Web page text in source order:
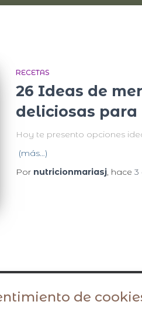
RECETAS
26 Ideas de
deliciosas
Hoy te presento opciones
(más…)
Por nutricionmariasj, hace 3
y política de privacidad
de